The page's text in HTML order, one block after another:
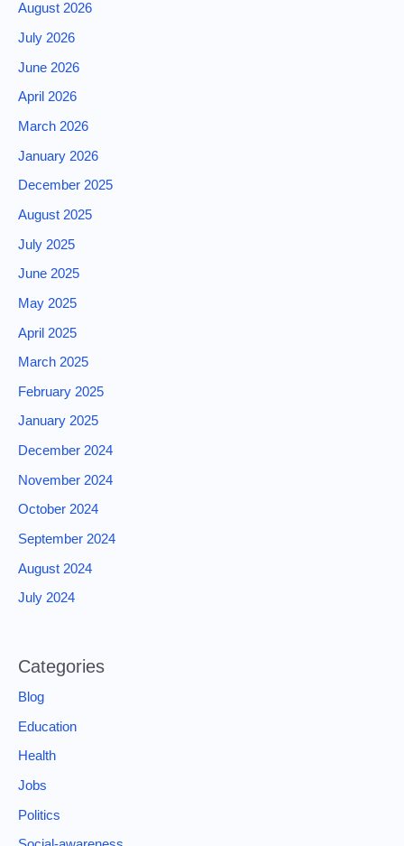
August 2026
July 2026
June 2026
April 2026
March 2026
January 2026
December 2025
August 2025
July 2025
June 2025
May 2025
April 2025
March 2025
February 2025
January 2025
December 2024
November 2024
October 2024
September 2024
August 2024
July 2024
Categories
Blog
Education
Health
Jobs
Politics